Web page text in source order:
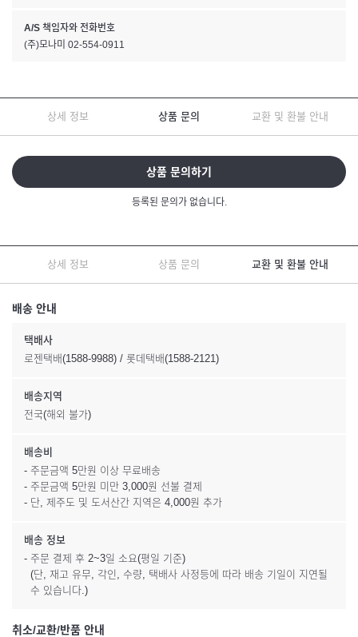
A/S 책임자와 전화번호
(주)모나미 02-554-0911
상세 정보 상품 문의 교환 및 환불 안내
상품 문의하기
등록된 문의가 없습니다.
상세 정보 상품 문의 교환 및 환불 안내
배송 안내
택배사
로젠택배(1588-9988) / 롯데택배(1588-2121)
배송지역
전국(해외 불가)
배송비
- 주문금액 5만원 이상 무료배송
- 주문금액 5만원 미만 3,000원 선불 결제
- 단, 제주도 및 도서산간 지역은 4,000원 추가
배송 정보
- 주문 결제 후 2~3일 소요(평일 기준)
(단, 재고 유무, 각인, 수량, 택배사 사정등에 따라 배송 기일이 지연될
수 있습니다.)
취소/교환/반품 안내